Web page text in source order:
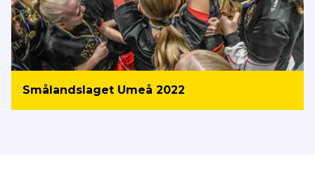
Smålandslaget Umeå 2022